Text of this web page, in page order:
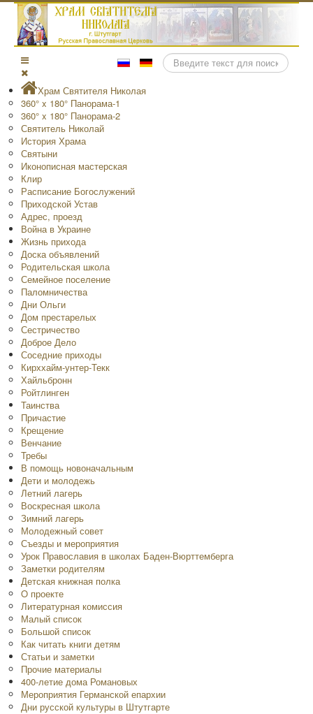
Поиск
Храм Святителя Николая
360° x 180° Панорама-1
360° x 180° Панорама-2
Святитель Николай
История Храма
Святыни
Иконописная мастерская
Клир
Расписание Богослужений
Приходской Устав
Адрес, проезд
Война в Украине
Жизнь прихода
Доска объявлений
Родительская школа
Семейное поселение
Паломничества
Дни Ольги
Дом престарелых
Сестричество
Доброе Дело
Соседние приходы
Кирххайм-унтер-Текк
Хайльбронн
Ройтлинген
Таинства
Причастие
Крещение
Венчание
Требы
В помощь новоначальным
Дети и молодежь
Летний лагерь
Воскресная школа
Зимний лагерь
Молодежный совет
Съезды и мероприятия
Урок Православия в школах Баден-Вюрттемберга
Заметки родителям
Детская книжная полка
O проекте
Литературная комиссия
Малый список
Большой список
Как читать книги детям
Статьи и заметки
Прочие материалы
400-летие дома Романовых
Мероприятия Германской епархии
Дни русской культуры в Штутгарте